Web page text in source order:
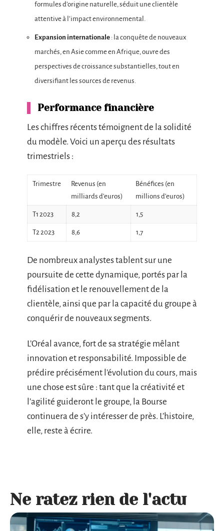
formules d’origine naturelle, séduit une clientèle
attentive à l’impact environnemental.
Expansion internationale : la conquête de nouveaux
marchés, en Asie comme en Afrique, ouvre des
perspectives de croissance substantielles, tout en
diversifiant les sources de revenus.
Performance financière
Les chiffres récents témoignent de la solidité
du modèle. Voici un aperçu des résultats
trimestriels :
Trimestre
Revenus (en
milliards d’euros)
Bénéfices (en
millions d’euros)
T1 2023 8,2 1,5
T2 2023 8,6 1,7
De nombreux analystes tablent sur une
poursuite de cette dynamique, portés par la
fidélisation et le renouvellement de la
clientèle, ainsi que par la capacité du groupe à
conquérir de nouveaux segments.
L’Oréal avance, fort de sa stratégie mêlant
innovation et responsabilité. Impossible de
prédire précisément l’évolution du cours, mais
une chose est sûre : tant que la créativité et
l’agilité guideront le groupe, la Bourse
continuera de s’y intéresser de près. L’histoire,
elle, reste à écrire.
Ne ratez rien de l'actu